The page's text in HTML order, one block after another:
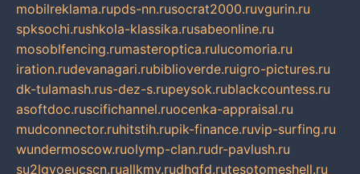
mobilreklama.rupds-nn.rusocrat2000.ruvgurin.ru
spksochi.rushkola-klassika.rusabeonline.ru
mosoblfencing.rumasteroptica.rulucomoria.ru
iration.rudevanagari.rubiblioverde.ruigro-pictures.ru
dk-tulamash.rus-dez-s.rupeysok.rublackcountess.ru
asoftdoc.ruscifichannel.ruocenka-appraisal.ru
mudconnector.ruhitstih.rupik-finance.ruvip-surfing.ru
wundermoscow.ruolymp-clan.rudr-pavlush.ru
su2lgyoeucscn.ruallkmv.rudhgfd.rutesotomeshell.ru